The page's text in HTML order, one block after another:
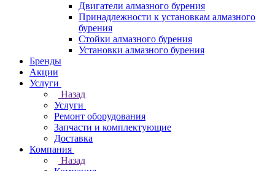
Двигатели алмазного бурения
Принадлежности к установкам алмазного
бурения
Стойки алмазного бурения
Установки алмазного бурения
Бренды
Акции
Услуги
Назад
Услуги
Ремонт оборудования
Запчасти и комплектующие
Доставка
Компания
Назад